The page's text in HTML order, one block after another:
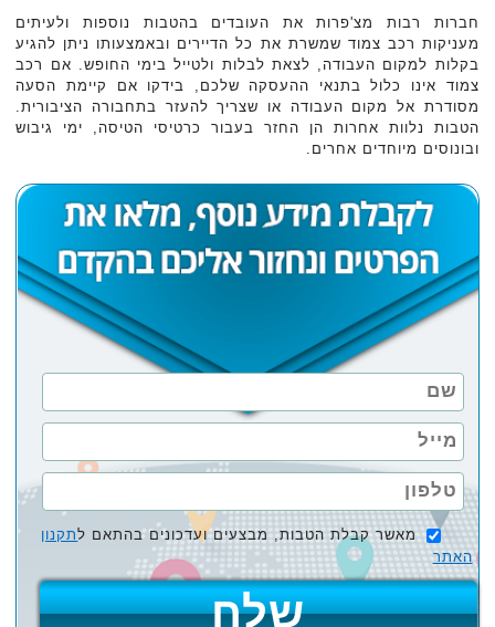
חברות רבות מצ'פרות את העובדים בהטבות נוספות ולעיתים
מעניקות רכב צמוד שמשרת את כל הדיירים ובאמצעותו ניתן להגיע
בקלות למקום העבודה, לצאת לבלות ולטייל בימי החופש. אם רכב
צמוד אינו כלול בתנאי ההעסקה שלכם, בידקו אם קיימת הסעה
מסודרת אל מקום העבודה או שצריך להעזר בתחבורה הציבורית.
הטבות נלוות אחרות הן החזר בעבור כרטיסי הטיסה, ימי גיבוש
ובונוסים מיוחדים אחרים.
מאשר קבלת הטבות, מבצעים ועדכונים בהתאם לתקנון
האתר